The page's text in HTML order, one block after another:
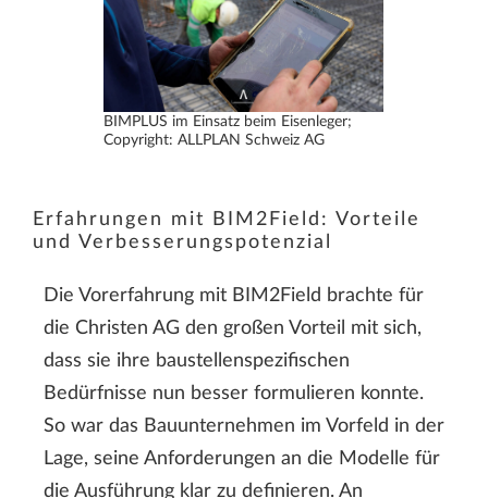
BIMPLUS im Einsatz beim Eisenleger;
Copyright: ALLPLAN Schweiz AG
Erfahrungen mit BIM2Field: Vorteile
und Verbesserungspotenzial
Die Vorerfahrung mit BIM2Field brachte für
die Christen AG den großen Vorteil mit sich,
dass sie ihre baustellenspezifischen
Bedürfnisse nun besser formulieren konnte.
So war das Bauunternehmen im Vorfeld in der
Lage, seine Anforderungen an die Modelle für
die Ausführung klar zu definieren. An